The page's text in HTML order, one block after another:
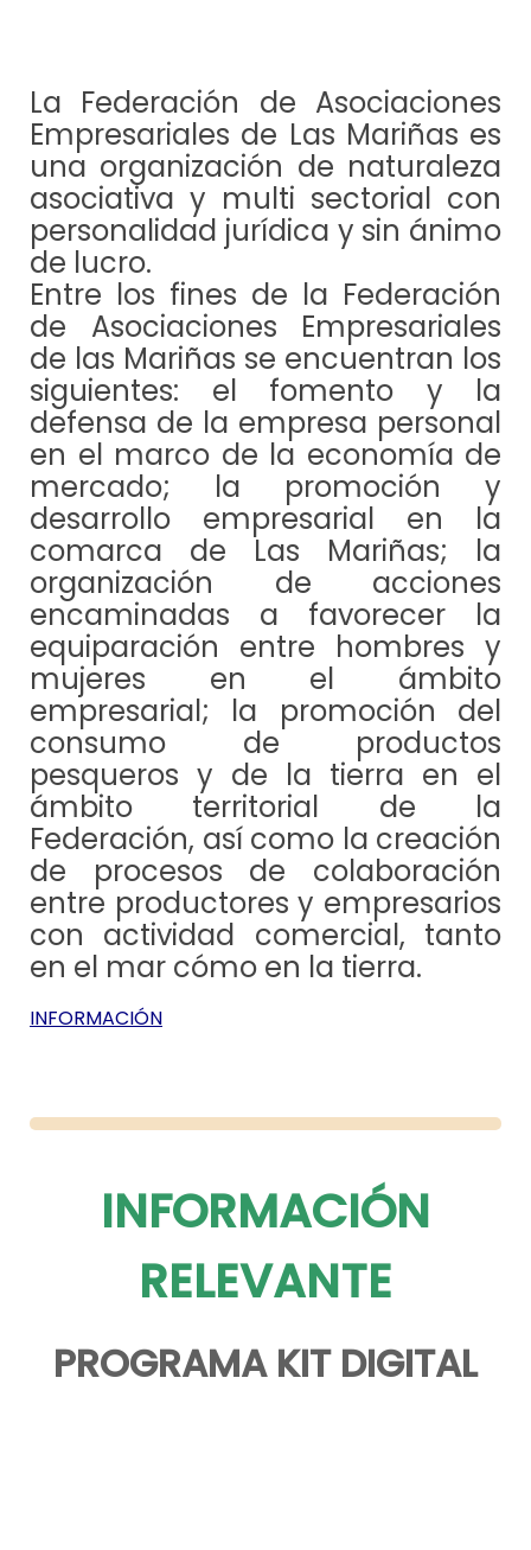
La Federación de Asociaciones
Empresariales de Las Mariñas es
una organización de naturaleza
asociativa y multi sectorial con
personalidad jurídica y sin ánimo
de lucro.
Entre los fines de la Federación
de Asociaciones Empresariales
de las Mariñas se encuentran los
siguientes: el fomento y la
defensa de la empresa personal
en el marco de la economía de
mercado; la promoción y
desarrollo empresarial en la
comarca de Las Mariñas; la
organización de acciones
encaminadas a favorecer la
equiparación entre hombres y
mujeres en el ámbito
empresarial; la promoción del
consumo de productos
pesqueros y de la tierra en el
ámbito territorial de la
Federación, así como la creación
de procesos de colaboración
entre productores y empresarios
con actividad comercial, tanto
en el mar cómo en la tierra.
INFORMACIÓN
INFORMACIÓN
RELEVANTE
PROGRAMA KIT DIGITAL